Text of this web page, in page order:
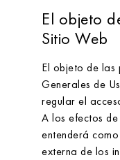
El objeto
Sitio Web
El objeto de las
Generales de
regular el
A los efectos
entenderá
externa de los